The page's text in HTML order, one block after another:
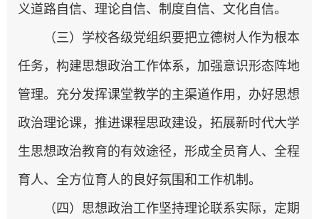
义道路自信、理论自信、制度自信、文化自信。
（三）学校各级党组织要把立德树人作为根本
任务，构建思想政治工作体系，加强意识形态阵地
管理。充分发挥课堂教学的主渠道作用，办好思想
政治理论课，推进课程思政建设，拓展新时代大学
生思想政治教育的有效途径，形成全员育人、全程
育人、全方位育人的良好氛围和工作机制。
（四）思想政治工作坚持理论联系实际，定期